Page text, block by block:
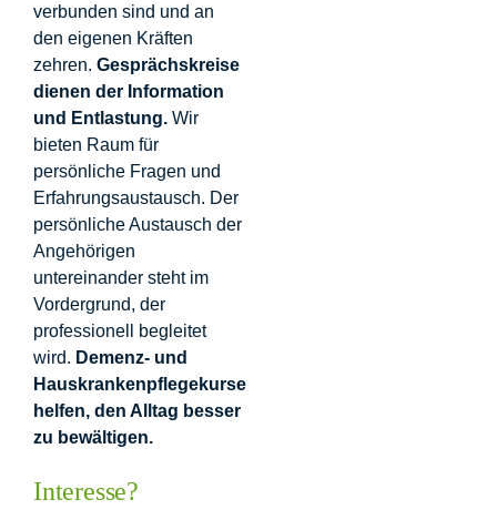
verbunden sind und an
den eigenen Kräften
zehren. Gesprächskreise
dienen der Information
und Entlastung. Wir
bieten Raum für
persönliche Fragen und
Erfahrungsaustausch. Der
persönliche Austausch der
Angehörigen
untereinander steht im
Vordergrund, der
professionell begleitet
wird. Demenz- und
Hauskrankenpflegekurse
helfen, den Alltag besser
zu bewältigen.
Interesse?